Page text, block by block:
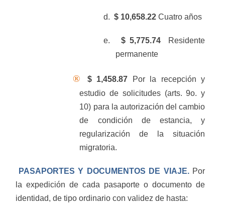
d. $ 10,658.22 Cuatro años
e. $ 5,775.74
Residente
permanente
® $ 1,458.87
Por la recepción y
estudio de solicitudes (arts. 9o. y
10) para la autorización del cambio
de condición de estancia, y
regularización de la situación
migratoria.
PASAPORTES Y DOCUMENTOS DE VIAJE. Por
la expedición de cada pasaporte o documento de
identidad, de tipo ordinario con validez de hasta: